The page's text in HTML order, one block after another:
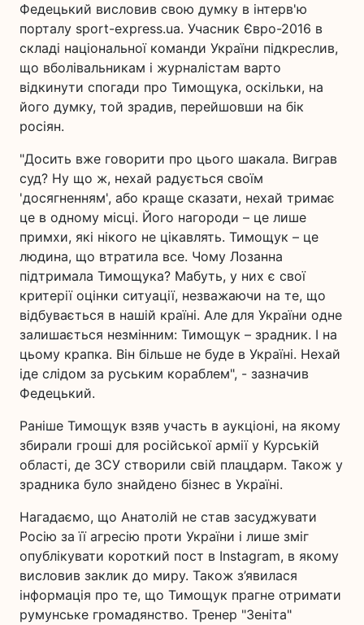
Федецький висловив свою думку в інтерв'ю
порталу sport-express.ua. Учасник Євро-2016 в
складі національної команди України підкреслив,
що вболівальникам і журналістам варто
відкинути спогади про Тимощука, оскільки, на
його думку, той зрадив, перейшовши на бік
росіян.
"Досить вже говорити про цього шакала. Виграв
суд? Ну що ж, нехай радується своїм
'досягненням', або краще сказати, нехай тримає
це в одному місці. Його нагороди – це лише
примхи, які нікого не цікавлять. Тимощук – це
людина, що втратила все. Чому Лозанна
підтримала Тимощука? Мабуть, у них є свої
критерії оцінки ситуації, незважаючи на те, що
відбувається в нашій країні. Але для України одне
залишається незмінним: Тимощук – зрадник. І на
цьому крапка. Він більше не буде в Україні. Нехай
іде слідом за руським кораблем", - зазначив
Федецький.
Раніше Тимощук взяв участь в аукціоні, на якому
збирали гроші для російської армії у Курській
області, де ЗСУ створили свій плацдарм. Також у
зрадника було знайдено бізнес в Україні.
Нагадаємо, що Анатолій не став засуджувати
Росію за її агресію проти України і лише зміг
опублікувати короткий пост в Instagram, в якому
висловив заклик до миру. Також з’явилася
інформація про те, що Тимощук прагне отримати
румунське громадянство. Тренер "Зеніта"